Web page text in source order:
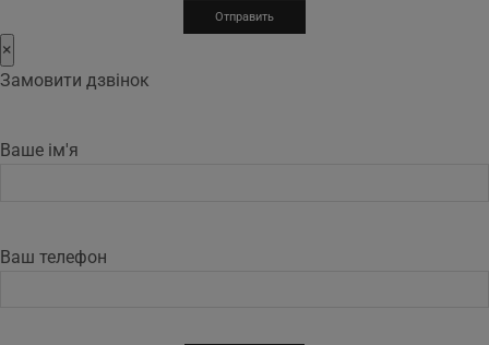
×
Замовити дзвінок
Ваше ім'я
Ваш телефон